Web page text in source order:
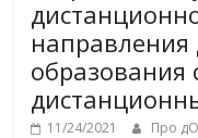
направления
11/24/2021 Про